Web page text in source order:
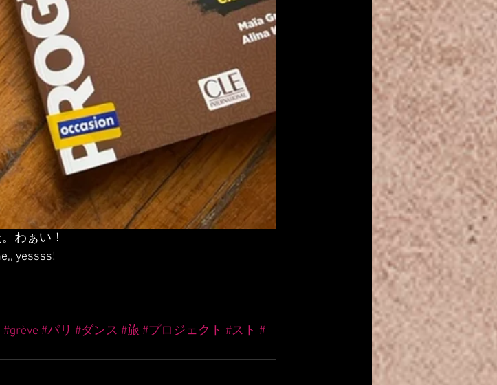
わぁい！
yessss!
#grève #パリ #ダンス #旅 #プロジェクト #スト #